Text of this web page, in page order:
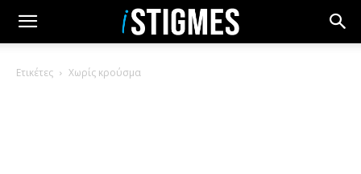
Ετικέτες Χωρίς κρούσμα